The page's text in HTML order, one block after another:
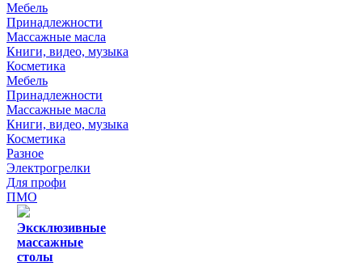
Мебель
Принадлежности
Массажные масла
Книги, видео, музыка
Косметика
Мебель
Принадлежности
Массажные масла
Книги, видео, музыка
Косметика
Разное
Электрогрелки
Для профи
ПМО
Эксклюзивные
массажные
столы